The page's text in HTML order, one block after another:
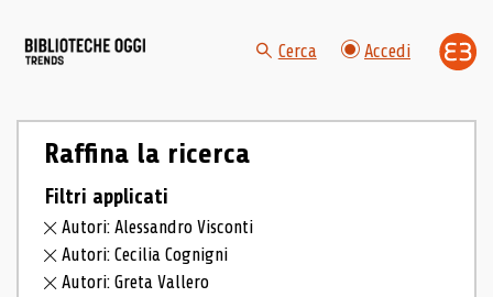
Cerca Accedi
Raffina la ricerca
Filtri applicati
Autori: Alessandro Visconti
Autori: Cecilia Cognigni
Autori: Greta Vallero